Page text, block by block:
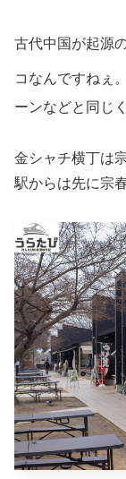
古代中国が起源の
コなんですねぇ
ーンなどと同じ
金シャチ横丁は
駅からは先に宗